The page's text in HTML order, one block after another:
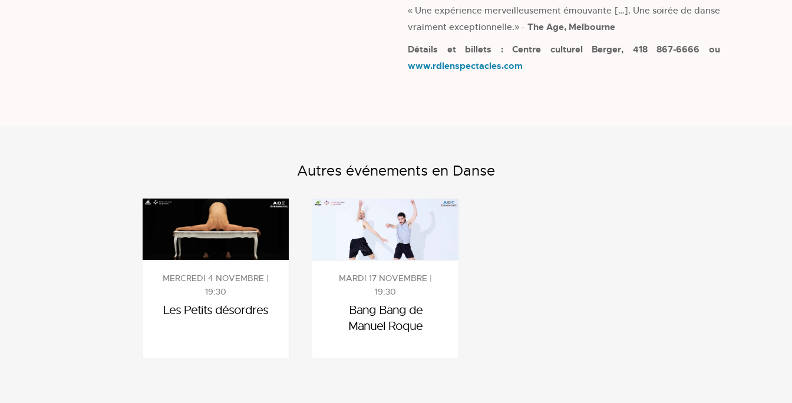
« Une expérience merveilleusement émouvante […]. Une soirée de danse
vraiment exceptionnelle.» - The Age, Melbourne
Détails et billets : Centre culturel Berger, 418 867-6666 ou
www.rdlenspectacles.com
Autres événements en Danse
MERCREDI 4 NOVEMBRE |
19:30
Les Petits désordres
MARDI 17 NOVEMBRE |
19:30
Bang Bang de
Manuel Roque